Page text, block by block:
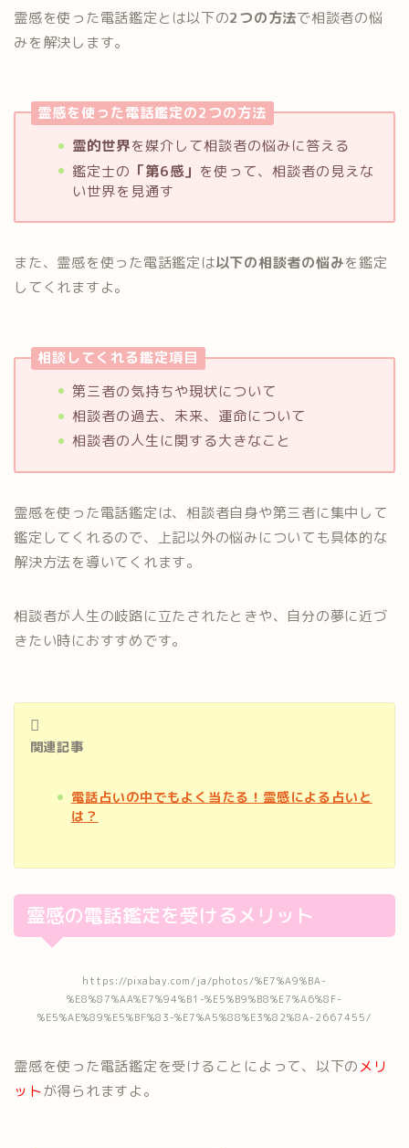
霊感を使った電話鑑定とは以下の2つの方法で相談者の悩
みを解決します。
霊感を使った電話鑑定の2つの方法
霊的世界を媒介して相談者の悩みに答える
鑑定士の 「第6感」 を使って、相談者の見えな
い世界を見通す
また、霊感を使った電話鑑定は以下の相談者の悩みを鑑定
してくれますよ。
相談してくれる鑑定項目
第三者の気持ちや現状について
相談者の過去、未来、運命について
相談者の人生に関する大きなこと
霊感を使った電話鑑定は、相談者自身や第三者に集中して
鑑定してくれるので、上記以外の悩みについても具体的な
解決方法を導いてくれます。
相談者が人生の岐路に立たされたときや、自分の夢に近づ
きたい時におすすめです。
関連記事
電話占いの中でもよく当たる！霊感による占いと
は？
霊感の電話鑑定を受けるメリット
https://pixabay.com/ja/photos/%E7%A9%BA-
%E8%87%AA%E7%94%B1-%E5%B9%B8%E7%A6%8F-
%E5%AE%89%E5%BF%83-%E7%A5%88%E3%82%8A-2667455/
霊感を使った電話鑑定を受けることによって、以下のメリ
ットが得られますよ。